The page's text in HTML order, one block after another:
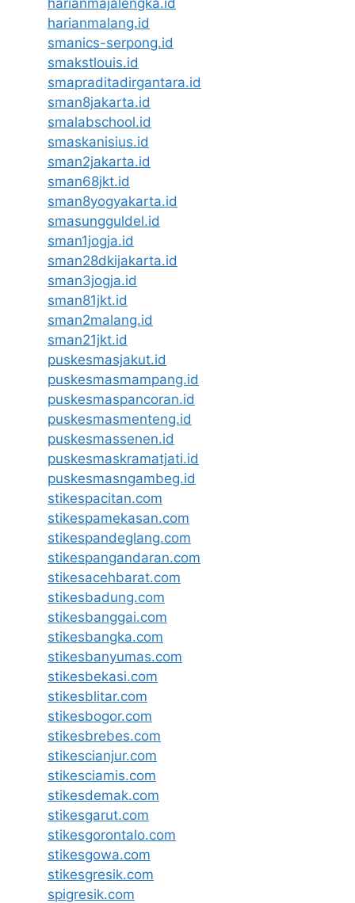
harianmalang.id
smanics-serpong.id
smakstlouis.id
smapraditadirgantara.id
sman8jakarta.id
smalabschool.id
smaskanisius.id
sman2jakarta.id
sman68jkt.id
sman8yogyakarta.id
smasungguldel.id
sman1jogja.id
sman28dkijakarta.id
sman3jogja.id
sman81jkt.id
sman2malang.id
sman21jkt.id
puskesmasjakut.id
puskesmasmampang.id
puskesmaspancoran.id
puskesmasmenteng.id
puskesmassenen.id
puskesmaskramatjati.id
puskesmasngambeg.id
stikespacitan.com
stikespamekasan.com
stikespandeglang.com
stikespangandaran.com
stikesacehbarat.com
stikesbadung.com
stikesbanggai.com
stikesbangka.com
stikesbanyumas.com
stikesbekasi.com
stikesblitar.com
stikesbogor.com
stikesbrebes.com
stikescianjur.com
stikesciamis.com
stikesdemak.com
stikesgarut.com
stikesgorontalo.com
stikesgowa.com
stikesgresik.com
spigresik.com